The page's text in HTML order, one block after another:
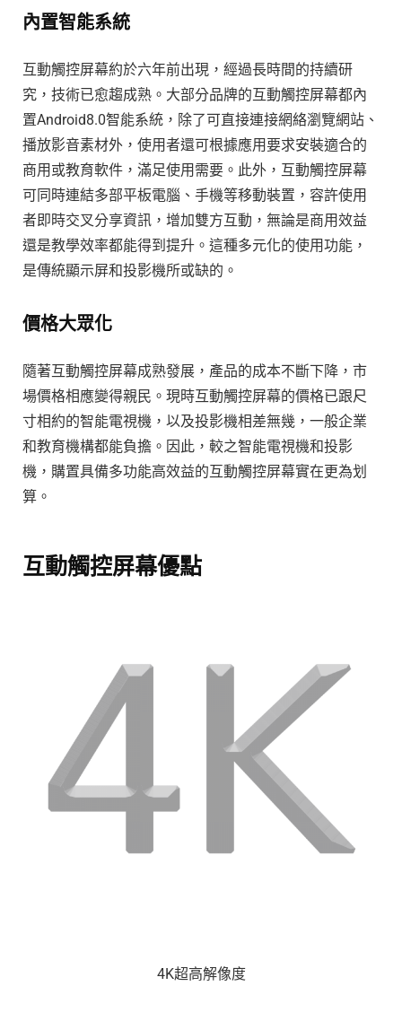
內置智能系統
互動觸控屏幕約於六年前出現，經過長時間的持續研
究，技術已愈趨成熟。大部分品牌的互動觸控屏幕都內
置Android8.0智能系統，除了可直接連接網絡瀏覽網站、
播放影音素材外，使用者還可根據應用要求安裝適合的
商用或教育軟件，滿足使用需要。此外，互動觸控屏幕
可同時連結多部平板電腦、手機等移動裝置，容許使用
者即時交叉分享資訊，增加雙方互動，無論是商用效益
還是教學效率都能得到提升。這種多元化的使用功能，
是傳統顯示屏和投影機所或缺的。
價格大眾化
隨著互動觸控屏幕成熟發展，產品的成本不斷下降，市
場價格相應變得親民。現時互動觸控屏幕的價格已跟尺
寸相約的智能電視機，以及投影機相差無幾，一般企業
和教育機構都能負擔。因此，較之智能電視機和投影
機，購置具備多功能高效益的互動觸控屏幕實在更為划
算。
互動觸控屏幕優點
4K超高解像度